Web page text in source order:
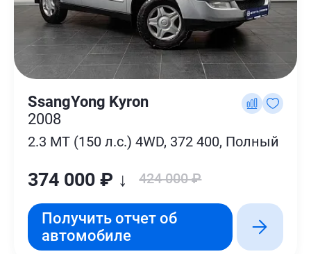
SsangYong Kyron
2008
2.3 MT (150 л.с.) 4WD, 372 400, Полный
374 000 ₽ ↓ 424 000 ₽
Получить отчет об
автомобиле